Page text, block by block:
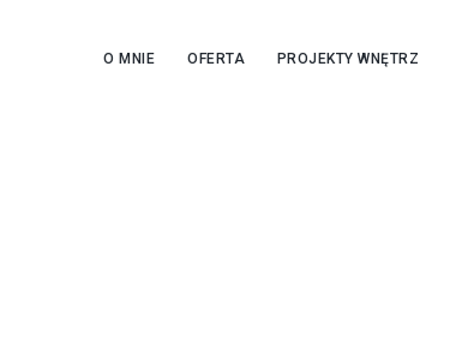
O MNIE OFERTA PROJEKTY WNĘTRZ